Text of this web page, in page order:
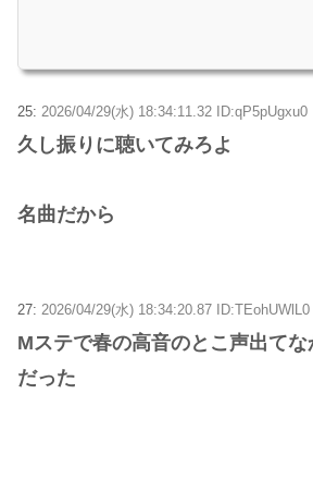
25: 2026/04/29(水) 18:34:11.32 ID:qP5pUgxu0
久し振りに聴いてみろよ
名曲だから
27: 2026/04/29(水) 18:34:20.87 ID:TEohUWlL0
Mステで春の高音のとこ声出て
だった